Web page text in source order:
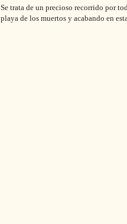
Se trata de un precioso recorrido por
playa de los muertos y acabando en